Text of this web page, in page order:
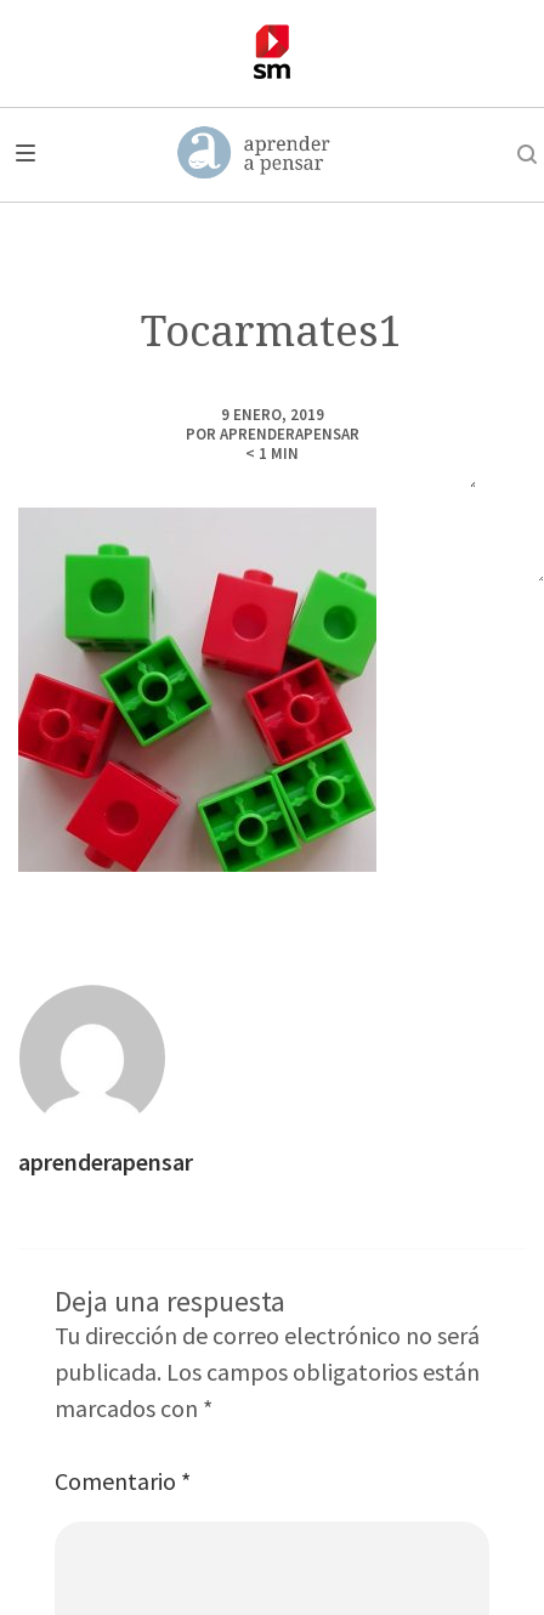
Tocarmates1
9 ENERO, 2019
POR APRENDERAPENSAR
< 1 MIN
aprenderapensar
Deja una respuesta
Tu dirección de correo electrónico no será
publicada. Los campos obligatorios están
marcados con *
Comentario *